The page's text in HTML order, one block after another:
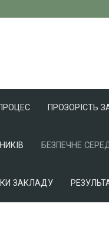
ПРОЗОРІСТЬ
БЕЗПЕЧНЕ
ЗАКЛАДУ